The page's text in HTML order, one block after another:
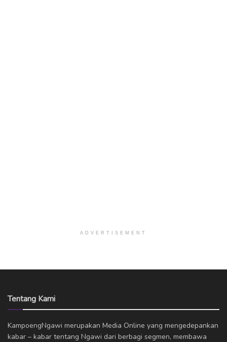
ADVERTISEMENT
Tentang Kami
KampoengNgawi merupakan Media Online yang mengedepankan
kabar – kabar tentang Ngawi dari berbagi segmen, membawa